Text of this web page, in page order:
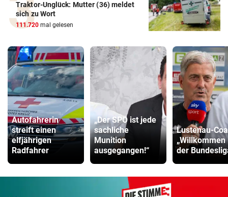
Traktor-Unglück: Mutter (36) meldet
sich zu Wort
111.720 mal gelesen
Autofahrerin
streift einen
elfjährigen
Radfahrer
„Der SPÖ ist jede
sachliche
Munition
ausgegangen!“
Lustenau-
„Willkommen
der